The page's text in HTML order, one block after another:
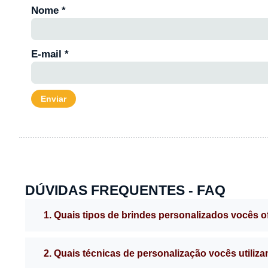
Nome *
E-mail *
DÚVIDAS FREQUENTES - FAQ
1. Quais tipos de brindes personalizados vocês
2. Quais técnicas de personalização vocês